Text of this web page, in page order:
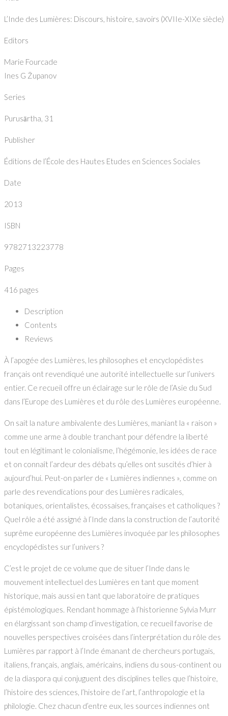
L’Inde des Lumières: Discours, histoire, savoirs (XVIIe-XIXe siècle)
Editors
Marie Fourcade
Ines G Županov
Series
Purusārtha, 31
Publisher
Éditions de l’École des Hautes Etudes en Sciences Sociales
Date
2013
ISBN
9782713223778
Pages
416 pages
Description
Contents
Reviews
À l’apogée des Lumières, les philosophes et encyclopédistes
français ont revendiqué une autorité intellectuelle sur l’univers
entier. Ce recueil offre un éclairage sur le rôle de l’Asie du Sud
dans l’Europe des Lumières et du rôle des Lumières européenne.
On sait la nature ambivalente des Lumières, maniant la « raison »
comme une arme à double tranchant pour défendre la liberté
tout en légitimant le colonialisme, l’hégémonie, les idées de race
et on connaît l’ardeur des débats qu’elles ont suscités d’hier à
aujourd’hui. Peut-on parler de « Lumières indiennes », comme on
parle des revendications pour des Lumières radicales,
botaniques, orientalistes, écossaises, françaises et catholiques ?
Quel rôle a été assigné à l’Inde dans la construction de l’autorité
suprême européenne des Lumières invoquée par les philosophes
encyclopédistes sur l’univers ?
C’est le projet de ce volume que de situer l’Inde dans le
mouvement intellectuel des Lumières en tant que moment
historique, mais aussi en tant que laboratoire de pratiques
épistémologiques. Rendant hommage à l’historienne Sylvia Murr
en élargissant son champ d’investigation, ce recueil favorise de
nouvelles perspectives croisées dans l’interprétation du rôle des
Lumières par rapport à l’Inde émanant de chercheurs portugais,
italiens, français, anglais, américains, indiens du sous-continent ou
de la diaspora qui conjuguent des disciplines telles que l’histoire,
l’histoire des sciences, l’histoire de l’art, l’anthropologie et la
philologie. Chez chacun d’entre eux, les sources indiennes ont